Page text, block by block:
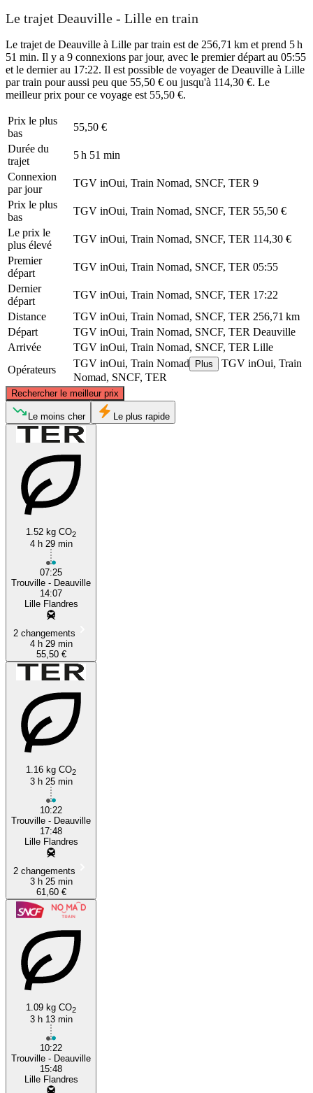
Le trajet Deauville - Lille en train
Le trajet de Deauville à Lille par train est de 256,71 km et prend 5 h
51 min. Il y a 9 connexions par jour, avec le premier départ au 05:55
et le dernier au 17:22. Il est possible de voyager de Deauville à Lille
par train pour aussi peu que 55,50 € ou jusqu'à 114,30 €. Le
meilleur prix pour ce voyage est 55,50 €.
Prix ​​le plus
bas
55,50 €
Durée du
trajet
5 h 51 min
Connexion
par jour
TGV inOui, Train Nomad, SNCF, TER 9
Prix ​​le plus
bas
TGV inOui, Train Nomad, SNCF, TER 55,50 €
Le prix le
plus élevé
TGV inOui, Train Nomad, SNCF, TER 114,30 €
Premier
départ
TGV inOui, Train Nomad, SNCF, TER 05:55
Dernier
départ
TGV inOui, Train Nomad, SNCF, TER 17:22
Distance
TGV inOui, Train Nomad, SNCF, TER 256,71 km
Départ
TGV inOui, Train Nomad, SNCF, TER Deauville
Arrivée
TGV inOui, Train Nomad, SNCF, TER Lille
Opérateurs
TGV inOui, Train Nomad Plus
TGV inOui, Train
Nomad, SNCF, TER
Rechercher le meilleur prix
Deauville
©
Le moins cher Le plus rapide
1.52 kg CO2
4 h 29 min
07:25
Trouville - Deauville
14:07
Lille Flandres
2 changements
4 h 29 min
55,50 €
1.16 kg CO2
3 h 25 min
10:22
Trouville - Deauville
17:48
Lille Flandres
2 changements
3 h 25 min
61,60 €
1.09 kg CO2
3 h 13 min
10:22
Trouville - Deauville
15:48
Lille Flandres